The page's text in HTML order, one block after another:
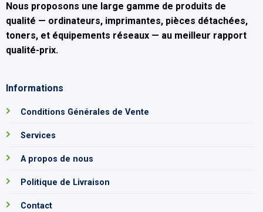
Nous proposons une large gamme de produits de
qualité — ordinateurs, imprimantes, pièces détachées,
toners, et équipements réseaux — au meilleur rapport
qualité-prix.
Informations
Conditions Générales de Vente
Services
A propos de nous
Politique de Livraison
Contact